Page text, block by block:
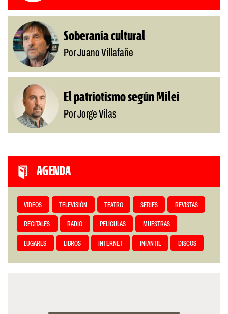
Soberanía cultural
Por Juano Villafañe
El patriotismo según Milei
Por Jorge Vilas
AGENDA
VIDEOS TELEVISIÓN TEATRO SERIES REVISTAS
RECITALES RADIO PELÍCULAS MUESTRAS
LUGARES LIBROS INTERNET INFANTIL DISCOS